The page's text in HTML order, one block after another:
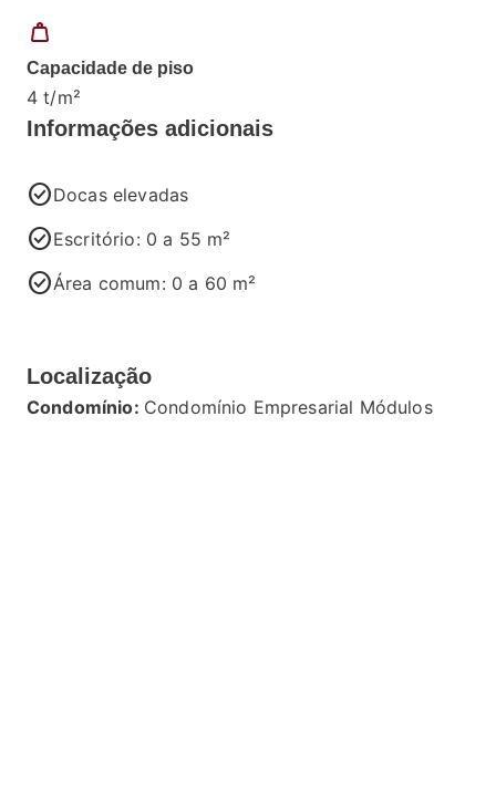
weight
Capacidade de piso
4 t/m²
Informações adicionais
check_circleDocas elevadas
check_circleEscritório: 0 a 55 m²
check_circleÁrea comum: 0 a 60 m²
Localização
Condomínio: Condomínio Empresarial Módulos